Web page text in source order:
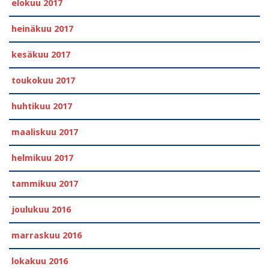
elokuu 2017
heinäkuu 2017
kesäkuu 2017
toukokuu 2017
huhtikuu 2017
maaliskuu 2017
helmikuu 2017
tammikuu 2017
joulukuu 2016
marraskuu 2016
lokakuu 2016